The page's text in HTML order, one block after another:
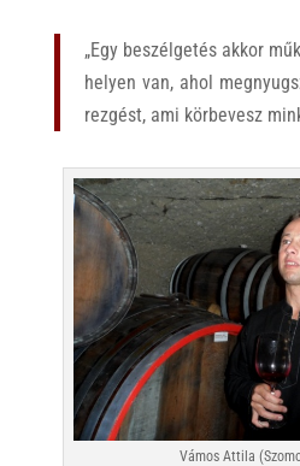
„Egy beszélgetés akkor
helyen van, ahol
rezgést, ami körbevesz
Vámos Attila